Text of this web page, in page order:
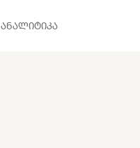
ᲐᲜᲐᲚᲘᲢᲘᲙᲐ